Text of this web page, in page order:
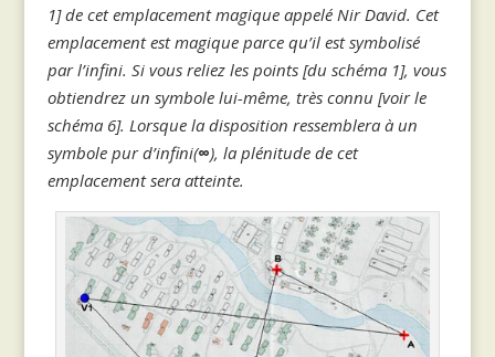
1] de cet emplacement magique appelé Nir David. Cet
emplacement est magique parce qu’il est symbolisé
par l’infini. Si vous reliez les points [du schéma 1], vous
obtiendrez un symbole lui-même, très connu [voir le
schéma 6]. Lorsque la disposition ressemblera à un
symbole pur d’infini(∞), la plénitude de cet
emplacement sera atteinte.